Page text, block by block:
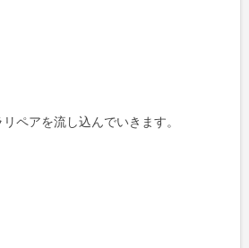
ペアを流し込んでいきます。